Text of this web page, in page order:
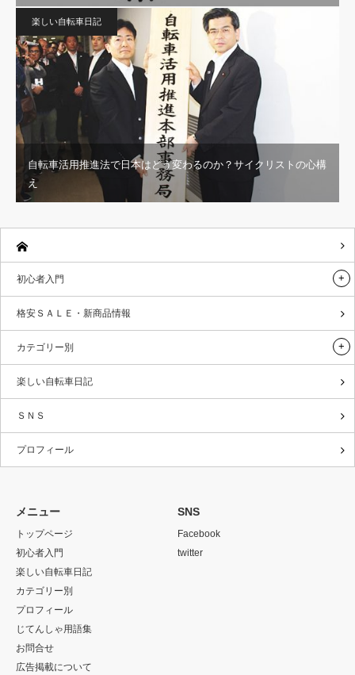
楽しい自転車日記
自転車活用推進法で日本はどう変わるのか？サイクリストの心構
え
初心者入門
格安ＳＡＬＥ・新商品情報
カテゴリー別
楽しい自転車日記
ＳＮＳ
プロフィール
メニュー
トップページ
初心者入門
楽しい自転車日記
カテゴリー別
プロフィール
じてんしゃ用語集
お問合せ
広告掲載について
SNS
Facebook
twitter